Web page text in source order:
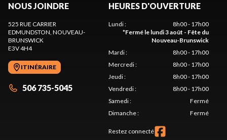
NOUS JOINDRE
525 RUE CARRIER
EDMUNDSTON , NOUVEAU-
BRUNSWICK
E3V 4H4
ITINÉRAIRE
506 735-5045
HEURES D'OUVERTURE
Lundi:
8h00 - 17h00
*Fermé le lundi 3 août - Fête du
Nouveau-Brunswick
Mardi:
8h00 - 17h00
Mercredi:
8h00 - 17h00
Jeudi:
8h00 - 17h00
Vendredi:
8h00 - 17h00
Samedi:
Fermé
Dimanche: Fermé
Restez connecté